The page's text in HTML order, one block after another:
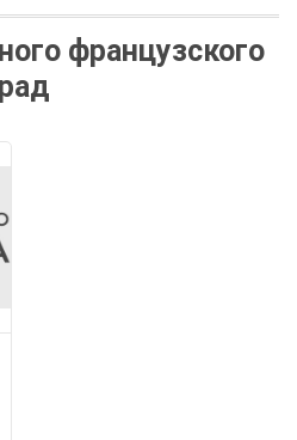
французского